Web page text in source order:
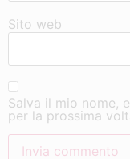
Sito web
Salva il mio nome,
per la prossima